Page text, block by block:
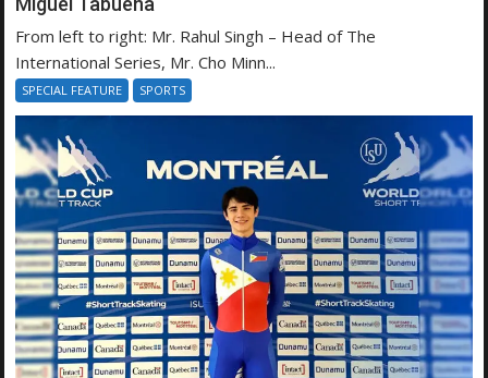
From left to right: Mr. Rahul Singh – Head of The
International Series, Mr. Cho Minn...
SPECIAL FEATURE SPORTS